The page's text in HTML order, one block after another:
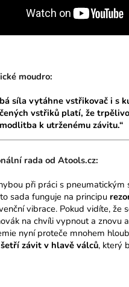
moudro:
síla vytáhne vstřikovač i s
vstřiků platí, že
k utrženému závitu.“
rada od Atools.cz:
při práci s
sada funguje na principu
vibrace. Pokud vidíte, že
na chvíli vypnout a znovu
nyní proteče mnohem
šetří závit v hlavě válců, který